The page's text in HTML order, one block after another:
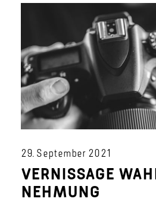
29. September 2021
VERNISSAGE
NEHMUNG